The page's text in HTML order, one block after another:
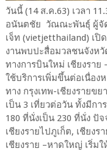
วันนี้ (14 ส.ค.63) เวลา
อนันตชัย วัณณะพันธุ์ ผู้จัด
เจ็ท (vietjetthailand) เปิ
งานพบปะสื่อมวลชนจังหวั
ทางการบินใหม่ เชียงรา
ใช้บริการเพิ่มขึ้นต่อเนื่อง
ทาง กรุงเทพ-เชียงรายข
เป็น 3 เที่ยวต่อวัน ทั้งมีก
180 ที่นั่งเป็น 230 ที่นั่ง ปั
เชียงรายไปภูเก็ต, เชียง
เชียงราย –หาดใหญ่ เริ่ม